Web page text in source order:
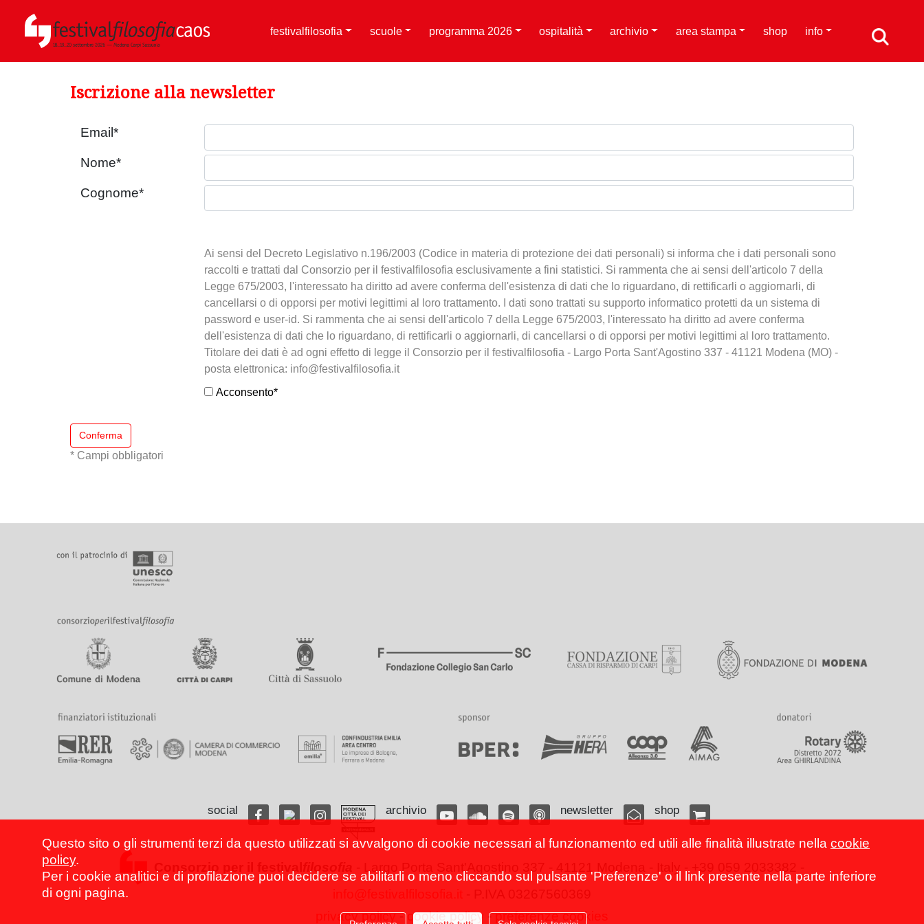
festivalfilosofia scuole programma 2026 ospitalità archivio area stampa shop info
Iscrizione alla newsletter
Email *
Nome*
Cognome*
Ai sensi del Decreto Legislativo n.196/2003 (Codice in materia di protezione dei dati personali) si informa che i dati personali sono
raccolti e trattati dal Consorzio per il festivalfilosofia esclusivamente a fini statistici. Si rammenta che ai sensi dell'articolo 7 della
Legge 675/2003, l'interessato ha diritto ad avere conferma dell'esistenza di dati che lo riguardano, di rettificarli o aggiornarli, di
cancellarsi o di opporsi per motivi legittimi al loro trattamento. I dati sono trattati su supporto informatico protetti da un sistema di
password e user-id. Si rammenta che ai sensi dell'articolo 7 della Legge 675/2003, l'interessato ha diritto ad avere conferma
dell'esistenza di dati che lo riguardano, di rettificarli o aggiornarli, di cancellarsi o di opporsi per motivi legittimi al loro trattamento.
Titolare dei dati è ad ogni effetto di legge il Consorzio per il festivalfilosofia - Largo Porta Sant'Agostino 337 - 41121 Modena (MO) -
posta elettronica: info@festivalfilosofia.it
Acconsento*
Conferma
* Campi obbligatori
social archivio newsletter shop
privacy policy- cookie policy -preferenze cookies
Questo sito o gli strumenti terzi da questo utilizzati si avvalgono di cookie necessari al funzionamento ed utili alle finalità illustrate nella cookie
policy.
Per i cookie analitici e di profilazione puoi decidere se abilitarli o meno cliccando sul pulsante 'Preferenze' o il link presente nella parte inferiore
di ogni pagina.